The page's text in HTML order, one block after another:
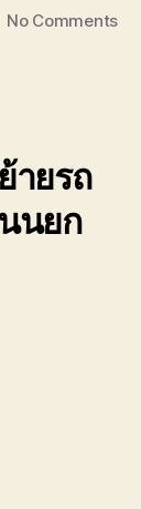
No Commentson
ายรถ
นยก